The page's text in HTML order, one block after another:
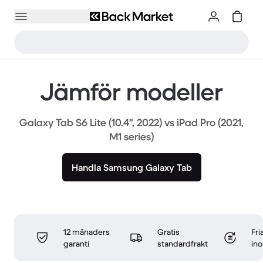
Jämför modeller
Galaxy Tab S6 Lite (10.4", 2022) vs iPad Pro (2021,
M1 series)
Handla Samsung Galaxy Tab
12 månaders
garanti
Gratis
standardfrakt